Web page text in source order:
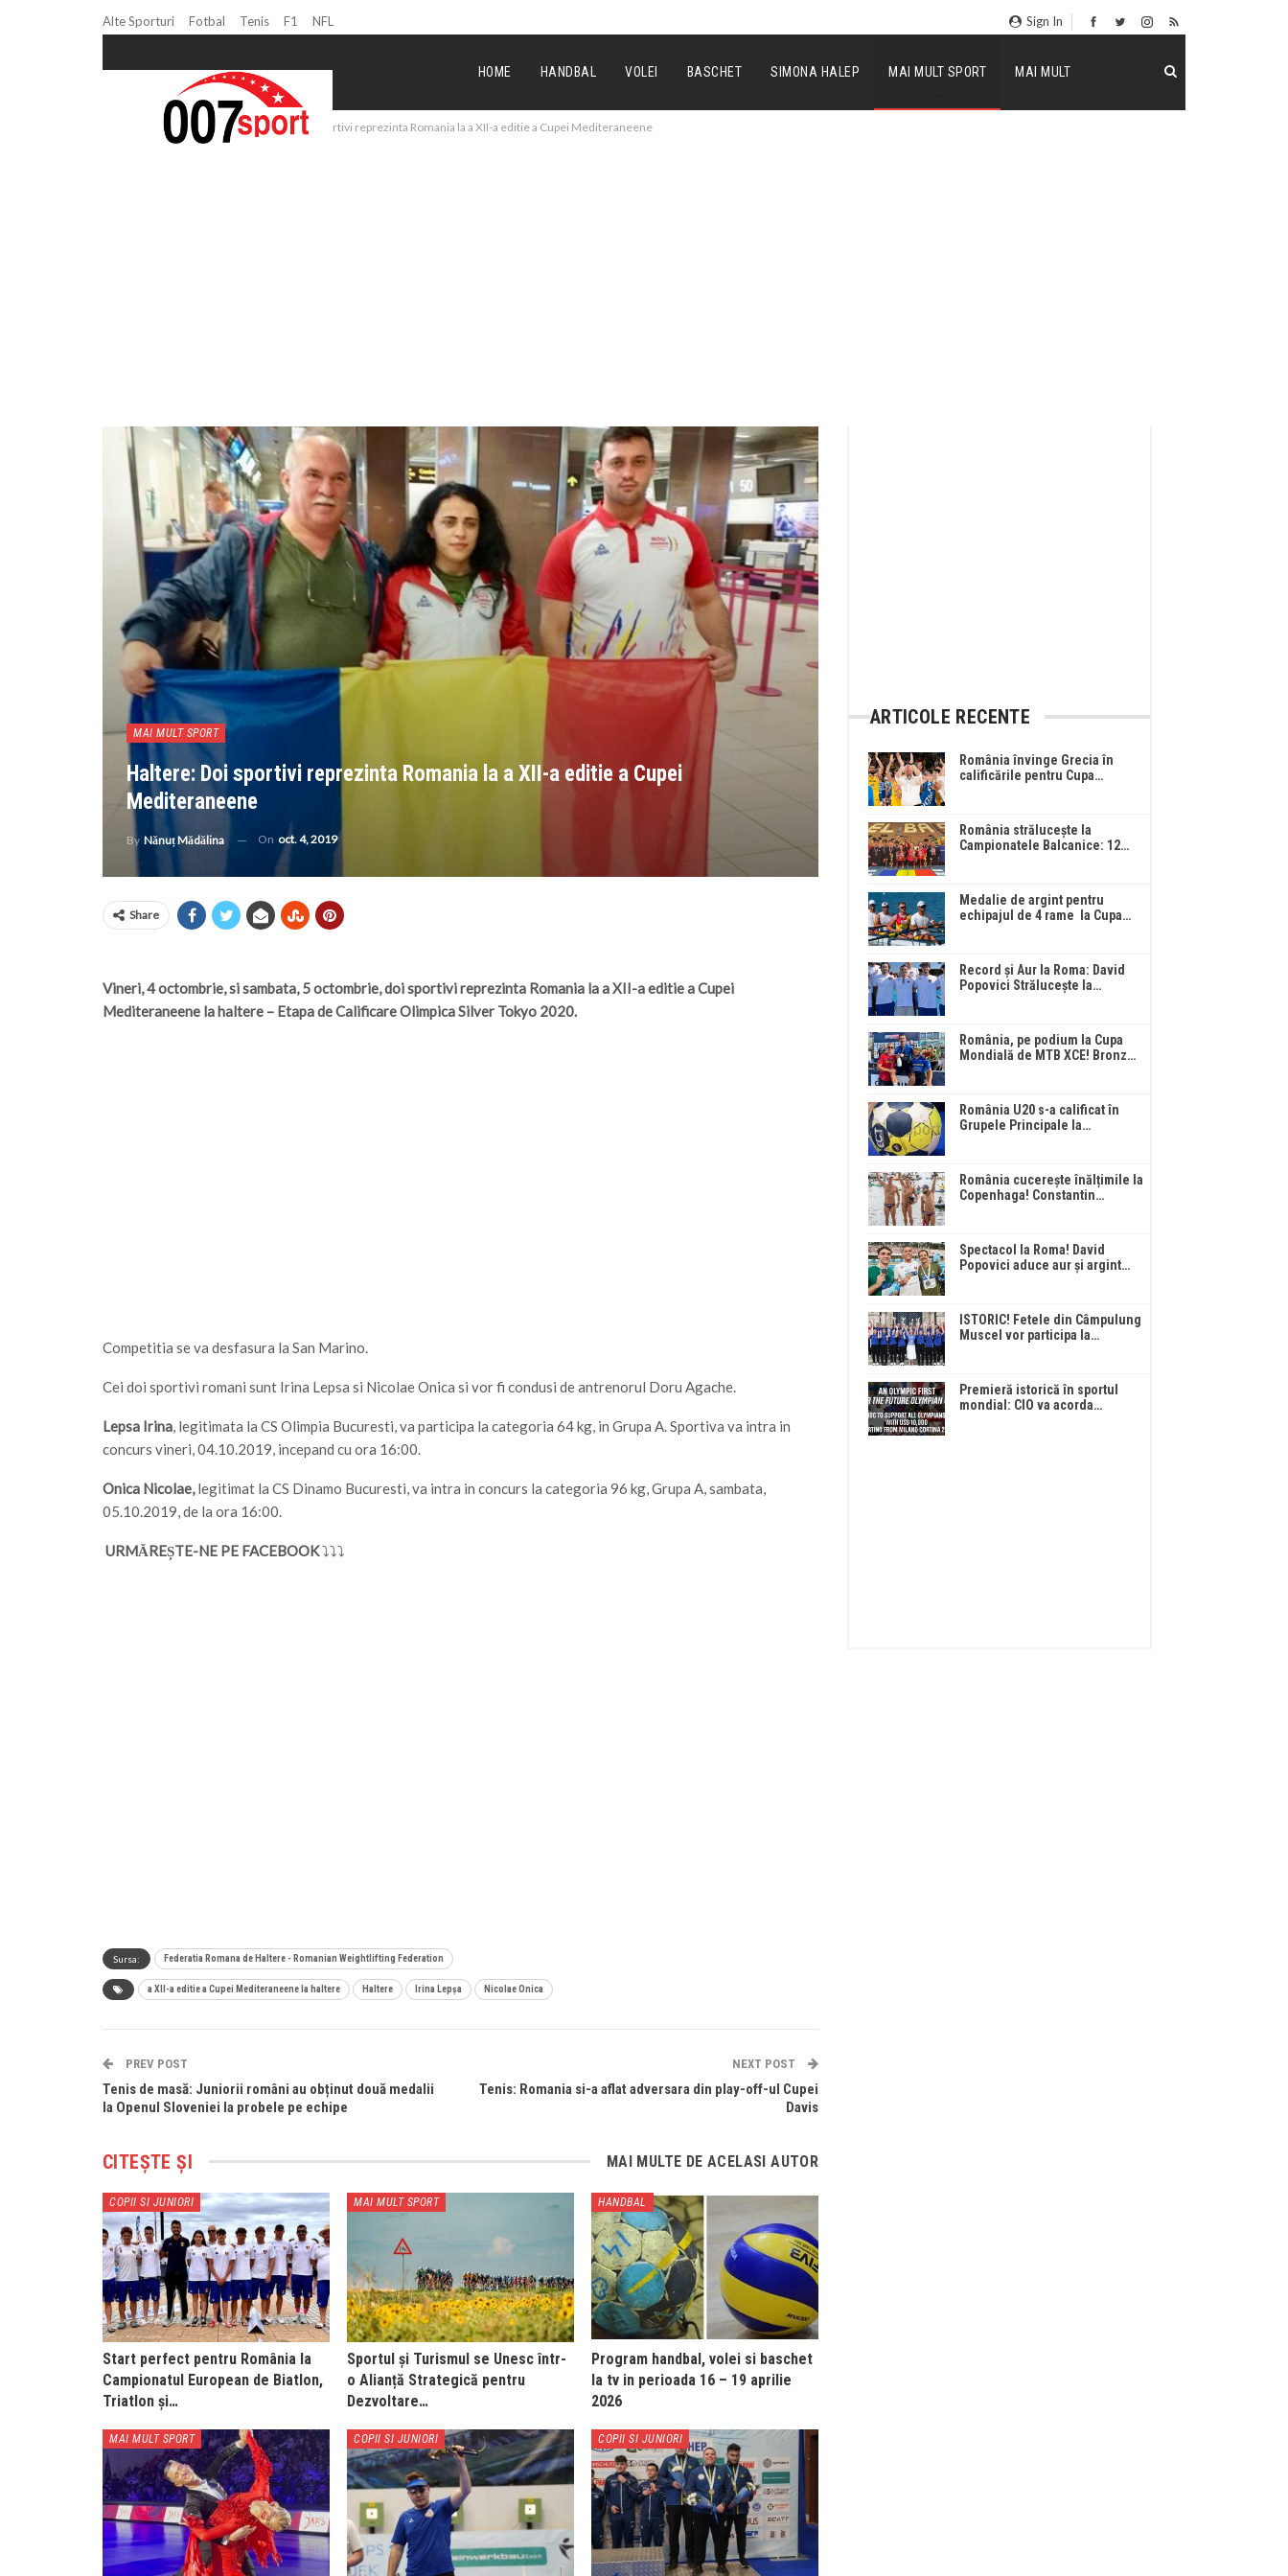
Alte Sporturi Fotbal Tenis F1 NFL Sign In
HOME HANDBAL VOLEI BASCHET SIMONA HALEP MAI MULT SPORT MAI MULT
Mai mult sport Haltere: Doi sportivi reprezinta Romania la a XII-a editie a Cupei Mediteraneene
MAI MULT SPORT
Haltere: Doi sportivi reprezinta Romania la a XII-a editie a Cupei
Mediteraneene
By Nănuț Mădălina On oct. 4, 2019
Share
Vineri, 4 octombrie, si sambata, 5 octombrie, doi sportivi reprezinta Romania la a XII-a editie a Cupei
Mediteraneene la haltere – Etapa de Calificare Olimpica Silver Tokyo 2020.
Competitia se va desfasura la San Marino.
Cei doi sportivi romani sunt Irina Lepsa si Nicolae Onica si vor fi condusi de antrenorul Doru Agache.
Lepsa Irina, legitimata la CS Olimpia Bucuresti, va participa la categoria 64 kg, in Grupa A. Sportiva va intra in
concurs vineri, 04.10.2019, incepand cu ora 16:00.
Onica Nicolae,legitimat la CS Dinamo Bucuresti, va intra in concurs la categoria 96 kg, Grupa A, sambata,
05.10.2019, de la ora 16:00.
URMĂREȘTE-NE PE FACEBOOK⤵⤵⤵
Sursa: Federatia Romana de Haltere - Romanian Weightlifting Federation
a XII-a editie a Cupei Mediteraneene la haltere Haltere Irina Lepșa Nicolae Onica
PREV POST
Tenis de masă: Juniorii români au obținut două medalii
la Openul Sloveniei la probele pe echipe
NEXT POST
Tenis: Romania si-a aflat adversara din play-off-ul Cupei
Davis
CITEȘTE ȘI MAI MULTE DE ACELASI AUTOR
COPII SI JUNIORI
Start perfect pentru România la
Campionatul European de Biatlon,
Triatlon și…
MAI MULT SPORT
Sportul și Turismul se Unesc într-
o Alianță Strategică pentru
Dezvoltare…
HANDBAL
Program handbal, volei si baschet
la tv in perioada 16 – 19 aprilie
2026
MAI MULT SPORT COPII SI JUNIORI COPII SI JUNIORI
ARTICOLE RECENTE
România învinge Grecia în
calificările pentru Cupa…
România strălucește la
Campionatele Balcanice: 12…
Medalie de argint pentru
echipajul de 4 rame la Cupa…
Record și Aur la Roma: David
Popovici Strălucește la…
România, pe podium la Cupa
Mondială de MTB XCE! Bronz…
România U20 s-a calificat în
Grupele Principale la…
România cucerește înălțimile la
Copenhaga! Constantin…
Spectacol la Roma! David
Popovici aduce aur și argint…
ISTORIC! Fetele din Câmpulung
Muscel vor participa la…
Premieră istorică în sportul
mondial: CIO va acorda…